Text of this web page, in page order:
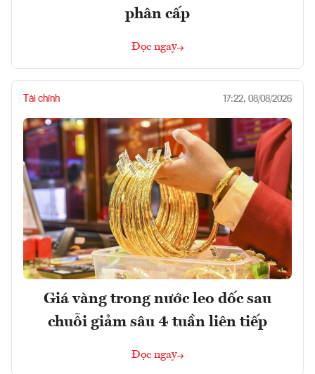
phân cấp
Đọc ngay
Tài chính 17:22, 08/08/2026
Giá vàng trong nước leo dốc sau
chuỗi giảm sâu 4 tuần liên tiếp
Đọc ngay